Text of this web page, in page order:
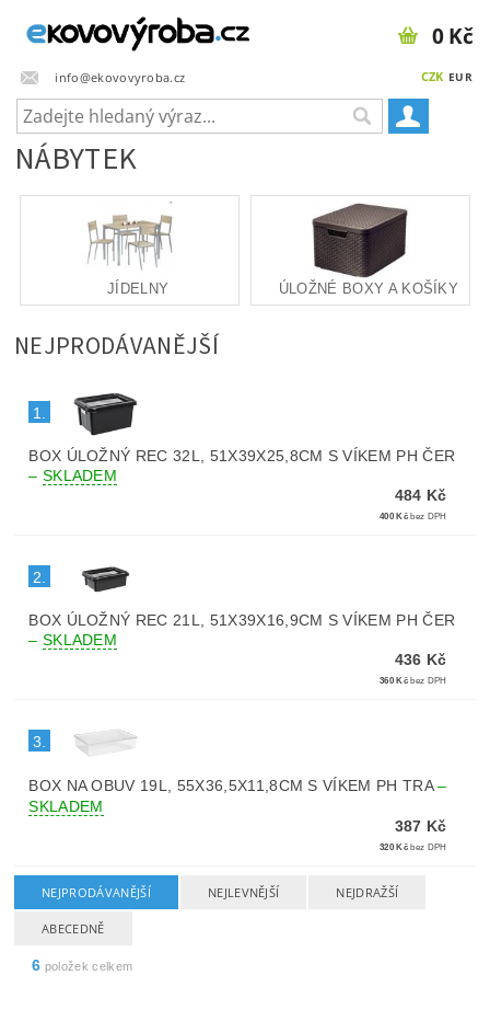
info@ekovovyroba.cz CZK EUR
0 Kč
NÁBYTEK
JÍDELNY ÚLOŽNÉ BOXY A KOŠÍKY
NEJPRODÁVANĚJŠÍ
1.
BOX ÚLOŽNÝ REC 32L, 51X39X25,8CM S VÍKEM PH ČER
– SKLADEM
484 Kč
400 Kč bez DPH
2.
BOX ÚLOŽNÝ REC 21L, 51X39X16,9CM S VÍKEM PH ČER
– SKLADEM
436 Kč
360 Kč bez DPH
3.
BOX NA OBUV 19L, 55X36,5X11,8CM S VÍKEM PH TRA–
SKLADEM
387 Kč
320 Kč bez DPH
NEJPRODÁVANĚJŠÍ NEJLEVNĚJŠÍ NEJDRAŽŠÍ
ABECEDNĚ
6 položek celkem